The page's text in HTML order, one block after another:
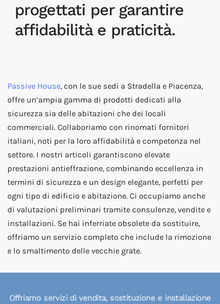
progettati per garantire
affidabilità e praticità.
Passive House, con le sue sedi a Stradella e Piacenza,
offre un’ampia gamma di prodotti dedicati alla
sicurezza sia delle abitazioni che dei locali
commerciali. Collaboriamo con rinomati fornitori
italiani, noti per la loro affidabilità e competenza nel
settore. I nostri articoli garantiscono elevate
prestazioni antieffrazione, combinando eccellenza in
termini di sicurezza e un design elegante, perfetti per
ogni tipo di edificio e abitazione. Ci occupiamo anche
di valutazioni preliminari tramite consulenze, vendite e
installazioni. Se hai inferriate obsolete da sostituire,
offriamo un servizio completo che include la rimozione
e lo smaltimento delle vecchie grate.
Offriamo servizi di vendita, sostituzione e installazione